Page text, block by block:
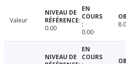
Valeur
0.00
0.00